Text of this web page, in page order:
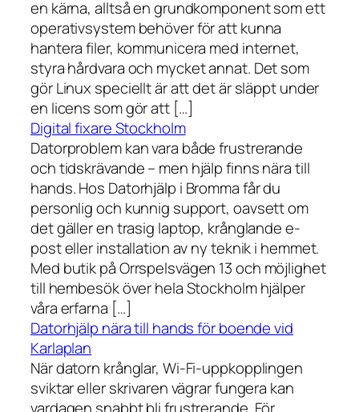
en kärna, alltså en grundkomponent som ett
operativsystem behöver för att kunna
hantera filer, kommunicera med internet,
styra hårdvara och mycket annat. Det som
gör Linux speciellt är att det är släppt under
en licens som gör att […]
Digital fixare Stockholm
Datorproblem kan vara både frustrerande
och tidskrävande – men hjälp finns nära till
hands. Hos Datorhjälp i Bromma får du
personlig och kunnig support, oavsett om
det gäller en trasig laptop, krånglande e-
post eller installation av ny teknik i hemmet.
Med butik på Orrspelsvägen 13 och möjlighet
till hembesök över hela Stockholm hjälper
våra erfarna […]
Datorhjälp nära till hands för boende vid
Karlaplan
När datorn krånglar, Wi-Fi-uppkopplingen
sviktar eller skrivaren vägrar fungera kan